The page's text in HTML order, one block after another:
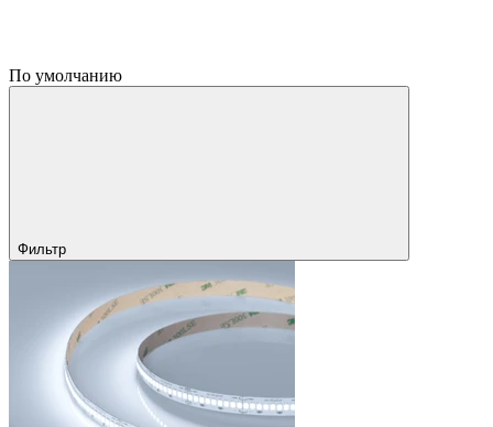
По умолчанию
Фильтр